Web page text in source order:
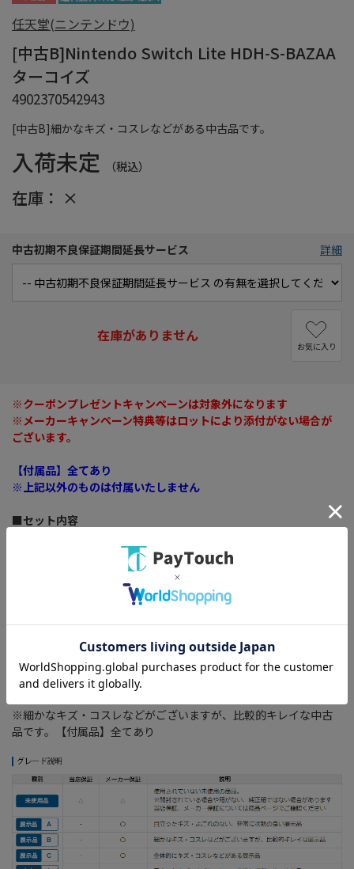
[中古B]細かなキズ・コスレなどがある中古品です。
任天堂(ニンテンドウ)
[中古B]Nintendo Switch Lite HDH-S-BAZAA
ターコイズ
4902370542943
入荷未定 （税込）
在庫： ×
中古初期不良保証期間延長サービス 詳細
在庫がありません
お気に入り
※クーポンプレゼントキャンペーンは対象外になります
※メーカーキャンペーン特典等はロットにより添付がない場合が
ございます。
【付属品】全てあり
※上記以外のものは付属いたしません
■セット内容
Nintendo Switch ACアダプター×1個
サイズ： 縦 91.1mm/横 208mm/厚さ 13.9mm
※アナログスティック先端からZL/ZR突起部分までの最大の厚さは
画面の大きさ： 5.5インチ
バッテリー持続時間： 約3.0-7.0時間
※遊ぶソフトによって、持続時間が変わります。
※細かなキズ・コスレなどがございますが、比較的キレイな中古
品です。【付属品】全てあり